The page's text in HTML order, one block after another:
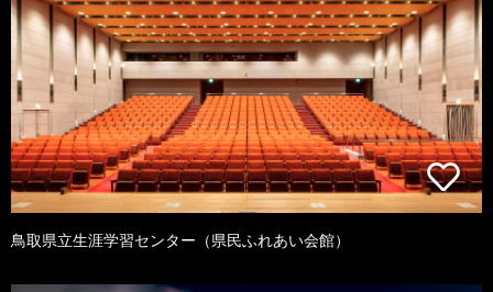
鳥取県立生涯学習センター（県民ふれあい会館）